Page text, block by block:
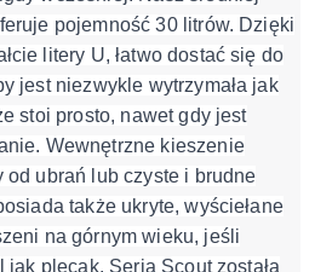
pojemność 30 litrów. Dzięki
litery U, łatwo dostać się do
jest niezwykle wytrzymała jak
stoi prosto, nawet gdy jest
Wewnętrzne kieszenie
ubrań lub czyste i brudne
także ukryte, wyściełane
na górnym wieku, jeśli
plecak. Seria Scout została